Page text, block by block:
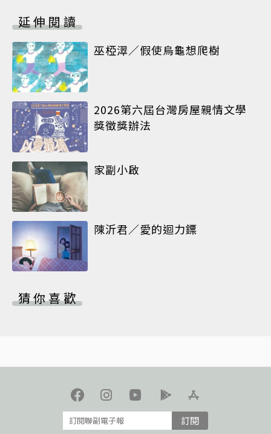
延伸閱讀
巫椏濢／假使烏龜想爬樹
2026第六屆台灣房屋親情文學
獎徵獎辦法
家副小啟
陳沂君／愛的迴力鏢
猜你喜歡
訂閱